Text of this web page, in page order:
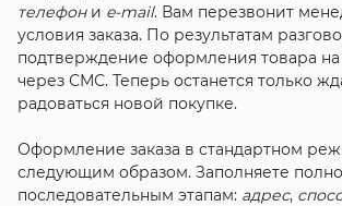
телефони e-mail. Вам перезвонит
условия заказа. По результатам
подтверждение оформления товара на
через СМС. Теперь останется только
радоваться новой покупке.
Оформление заказа в стандартном
следующим образом. Заполняете
последовательным этапам: адрес,